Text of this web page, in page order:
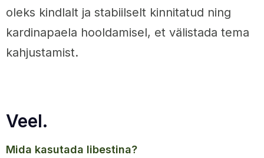
oleks kindlalt ja stabiilselt kinnitatud ning
kardinapaela hooldamisel, et välistada tema
kahjustamist.
Veel.
mida kasutada libestina?